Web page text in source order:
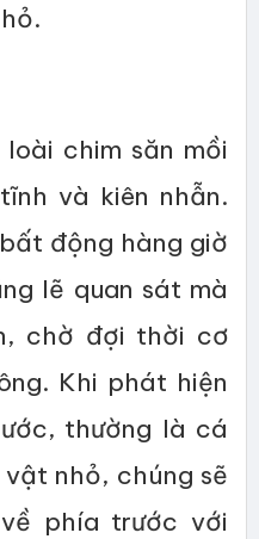
chim săn mồi
và kiên nhẫn.
động hàng giờ
lẽ quan sát mà
chờ đợi thời cơ
Khi phát hiện
thường là cá
nhỏ, chúng sẽ
phía trước với